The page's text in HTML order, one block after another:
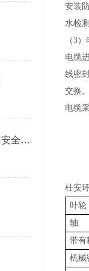
QJB-W18.5潜水回流泵控制箱安全操作方法
安装
水检
（3）
电缆
线密
交换
电缆
杜安
叶轮
轴
带有
机械